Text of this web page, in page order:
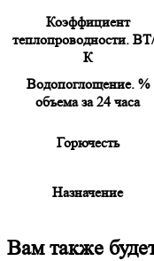
Коэффициент
теплопроводности.
К
Водопоглощение. %
объема за 24 часа
Горючесть
Назначение
Вам также